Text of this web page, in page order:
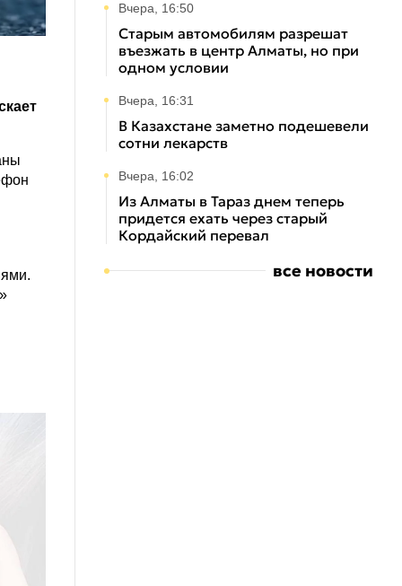
Вчера, 16:50
Старым автомобилям разрешат
въезжать в центр Алматы, но при
одном условии
Вчера, 16:31
В Казахстане заметно подешевели
сотни лекарств
Вчера, 16:02
Из Алматы в Тараз днем теперь
придется ехать через старый
Кордайский перевал
все новости